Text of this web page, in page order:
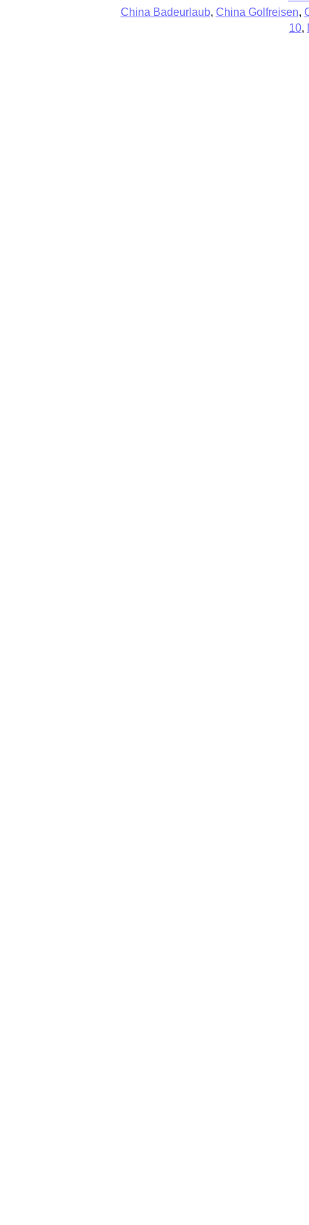
China Badeurlaub, China Golfreisen,
10,